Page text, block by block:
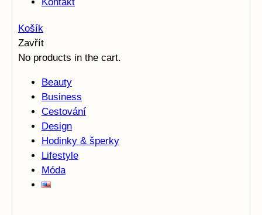
Košík
Zavřít
No products in the cart.
Beauty
Business
Cestování
Design
Hodinky & šperky
Lifestyle
Móda